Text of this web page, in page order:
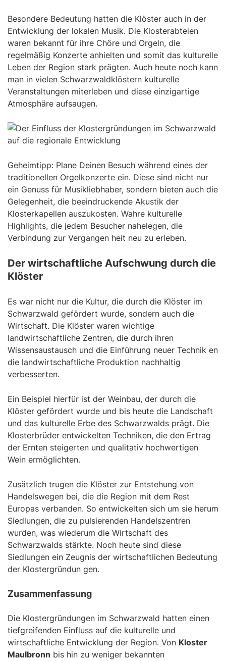
Besondere Bedeutung hatten die Klöster auch in der
Entwicklung der lokalen Musik. Die Klosterabteien
waren bekannt für ihre Chöre und Orgeln, die
regelmäßig Konzerte anhielten und somit das kulturelle
Leben der Region stark prägten. Auch heute noch kann
man in vielen Schwarzwaldklöstern kulturelle
Veranstaltungen miterleben und diese einzigartige
Atmosphäre aufsaugen.
Geheimtipp: Plane Deinen Besuch während eines der
traditionellen Orgelkonzerte ein. Diese sind nicht nur
ein Genuss für Musikliebhaber, sondern bieten auch die
Gelegenheit, die beeindruckende Akustik der
Klosterkapellen auszukosten. Wahre kulturelle
Highlights, die jedem Besucher nahelegen, die
Verbindung zur Vergangen heit neu zu erleben.
Der wirtschaftliche Aufschwung durch die
Klöster
Es war nicht nur die Kultur, die durch die Klöster im
Schwarzwald gefördert wurde, sondern auch die
Wirtschaft. Die Klöster waren wichtige
landwirtschaftliche Zentren, die durch ihren
Wissensaustausch und die Einführung neuer Technik en
die landwirtschaftliche Produktion nachhaltig
verbesserten.
Ein Beispiel hierfür ist der Weinbau, der durch die
Klöster gefördert wurde und bis heute die Landschaft
und das kulturelle Erbe des Schwarzwalds prägt. Die
Klosterbrüder entwickelten Techniken, die den Ertrag
der Ernten steigerten und qualitativ hochwertigen
Wein ermöglichten.
Zusätzlich trugen die Klöster zur Entstehung von
Handelswegen bei, die die Region mit dem Rest
Europas verbanden. So entwickelten sich um sie herum
Siedlungen, die zu pulsierenden Handelszentren
wurden, was wiederum die Wirtschaft des
Schwarzwalds stärkte. Noch heute sind diese
Siedlungen ein Zeugnis der wirtschaftlichen Bedeutung
der Klostergründun gen.
Zusammenfassung
Die Klostergründungen im Schwarzwald hatten einen
tiefgreifenden Einfluss auf die kulturelle und
wirtschaftliche Entwicklung der Region. Von Kloster
Maulbronn bis hin zu weniger bekannten